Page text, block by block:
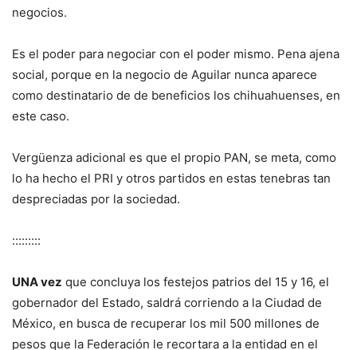
negocios.
Es el poder para negociar con el poder mismo. Pena ajena
social, porque en la negocio de Aguilar nunca aparece
como destinatario de de beneficios los chihuahuenses, en
este caso.
Vergüenza adicional es que el propio PAN, se meta, como
lo ha hecho el PRI y otros partidos en estas tenebras tan
despreciadas por la sociedad.
:::::::::
UNA vez que concluya los festejos patrios del 15 y 16, el
gobernador del Estado, saldrá corriendo a la Ciudad de
México, en busca de recuperar los mil 500 millones de
pesos que la Federación le recortara a la entidad en el